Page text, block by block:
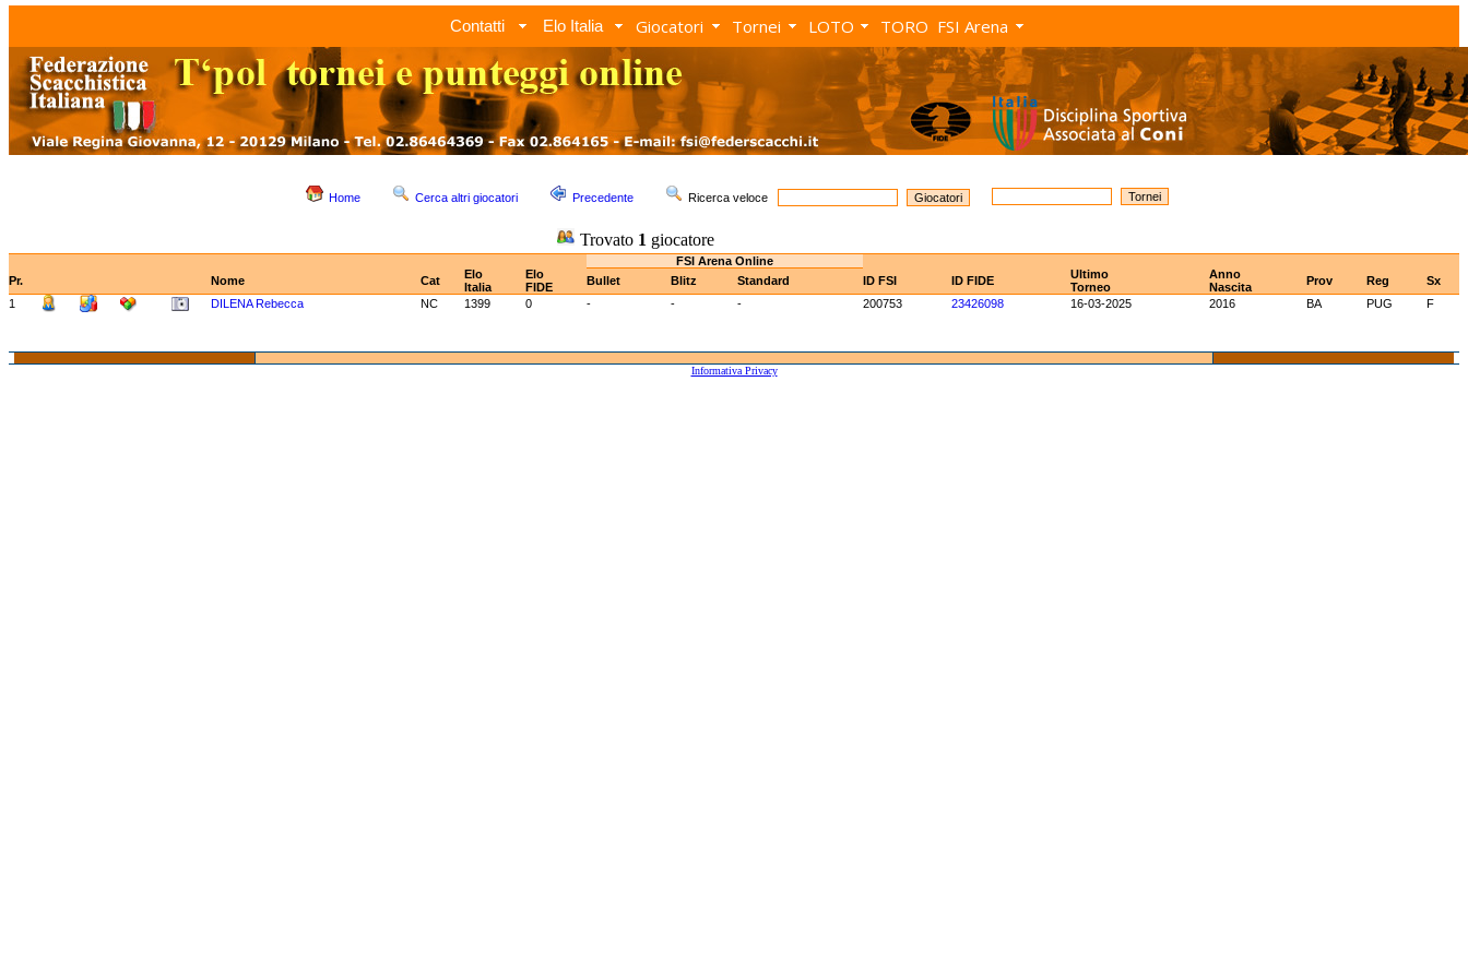
Contatti Elo Italia Giocatori Tornei LOTO TORO FSI Arena
Home Cerca altri giocatori Precedente Ricerca veloce
Trovato 1 giocatore
FSI Arena Online
Pr.
Nome Cat
Elo
Italia
Elo
FIDE
Bullet Blitz Standard ID FSI ID FIDE
Ultimo
Torneo
Anno
Nascita
Prov Reg
Sx
1
DILENA Rebecca NC 1399 0 - - - 200753 23426098 16-03-2025 2016 BA PUG F
Informativa Privacy